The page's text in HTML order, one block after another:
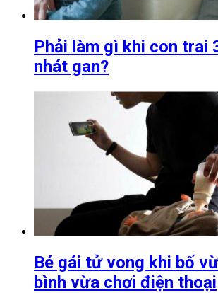
Phải làm gì khi con trai
nhát gan?
Bé gái tử vong khi bố
bình vừa chơi điện thoại